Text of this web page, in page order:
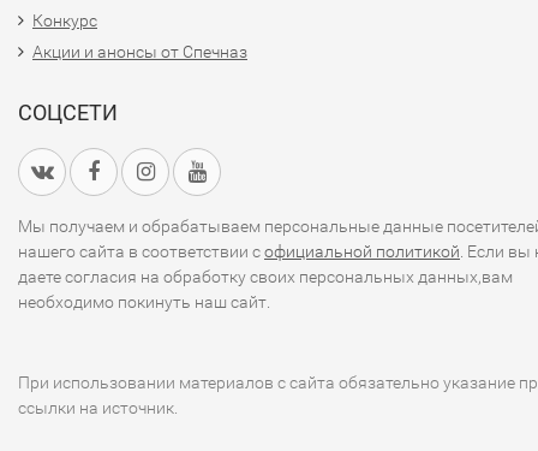
Конкурс
Акции и анонсы от Спечназ
СОЦСЕТИ
Мы получаем и обрабатываем персональные данные
нашего сайта в соответствии софициальной политикой . Если вы
даете согласия на обработку своих персональных данных,вам
необходимо покинуть наш сайт.
При использовании материалов с сайта обязательно указание
ссылки на источник.